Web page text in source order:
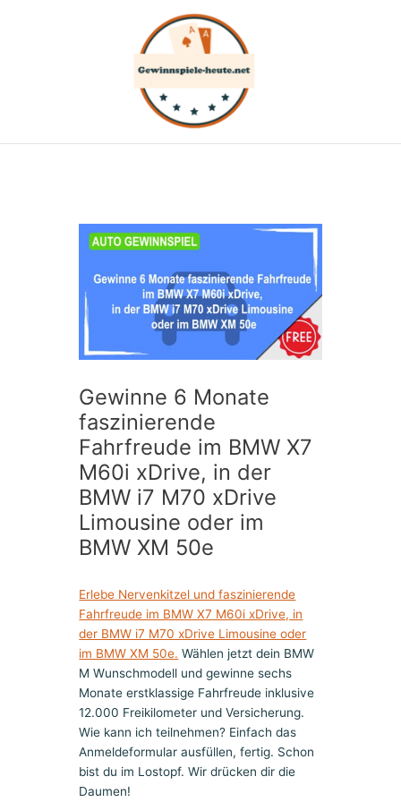
Gewinne 6 Monate
faszinierende
Fahrfreude im BMW X7
M60i xDrive, in der
BMW i7 M70 xDrive
Limousine oder im
BMW XM 50e
Erlebe Nervenkitzel und faszinierende
Fahrfreude im BMW X7 M60i xDrive, in
der BMW i7 M70 xDrive Limousine oder
im BMW XM 50e. Wählen jetzt dein BMW
M Wunschmodell und gewinne sechs
Monate erstklassige Fahrfreude inklusive
12.000 Freikilometer und Versicherung.
Wie kann ich teilnehmen? Einfach das
Anmeldeformular ausfüllen, fertig. Schon
bist du im Lostopf. Wir drücken dir die
Daumen!